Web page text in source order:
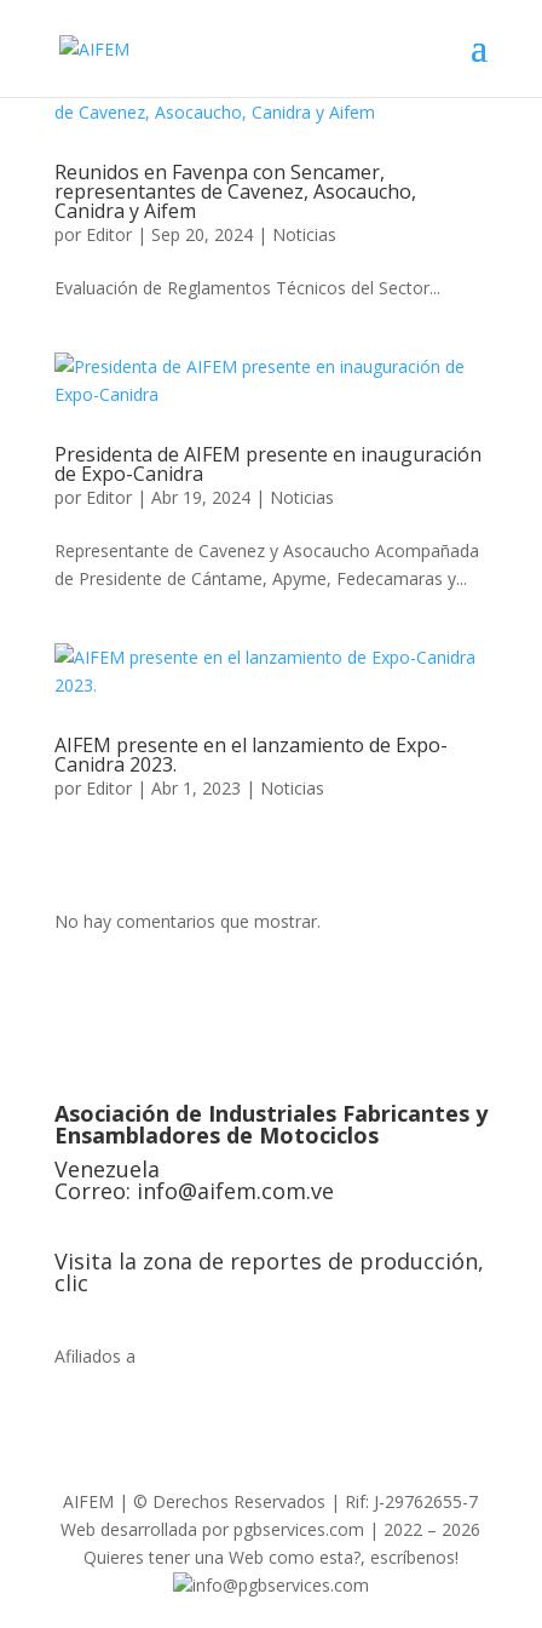
Reunidos en Favenpa con Sencamer,
representantes de Cavenez, Asocaucho,
Canidra y Aifem
por Editor| Sep 20, 2024| Noticias
Evaluación de Reglamentos Técnicos del Sector...
Presidenta de AIFEM presente en inauguración
de Expo-Canidra
por Editor| Abr 19, 2024| Noticias
Representante de Cavenez y Asocaucho Acompañada
de Presidente de Cántame, Apyme, Fedecamaras y...
AIFEM presente en el lanzamiento de Expo-
Canidra 2023.
por Editor| Abr 1, 2023 | Noticias
No hay comentarios que mostrar.
Asociación de Industriales Fabricantes y
Ensambladores de Motociclos
Venezuela
Correo: info@aifem.com.ve
Visita la zona de reportes de producción,
clic
Afiliados a
AIFEM | © Derechos Reservados | Rif: J-29762655-7
Web desarrollada por pgbservices.com | 2022 – 2026
Quieres tener una Web como esta?, escríbenos!
info@pgbservices.com